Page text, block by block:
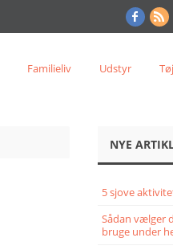
Familieliv Udstyr Tøj
NYE
5 sjove
Sådan vælger
bruge under